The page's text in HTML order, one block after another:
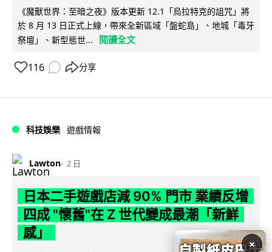
《魔獸世界：至暗之夜》版本更新 12.1「烏拉特克的詛咒」將
於 8 月 13 日正式上線，帶來全新區域「盤蛇島」、地城「毒牙
祭壇」、新型態世...
閱讀全文
116 分享
科技娛樂 遊戲情報
Lawton 2 日
日本二手遊戲店減 90% 門市 業績反增
四成 "懷舊"在 Z 世代變成最潮「新鮮
感」
×